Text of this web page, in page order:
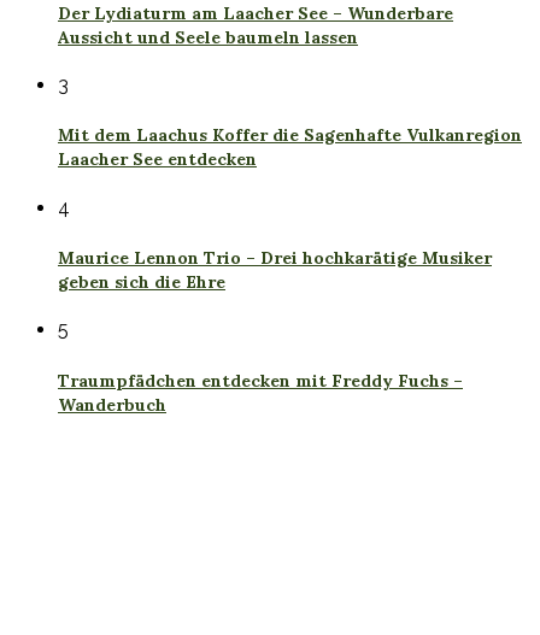
Der Lydiaturm am Laacher See – Wunderbare
Aussicht und Seele baumeln lassen
3
Mit dem Laachus Koffer die Sagenhafte Vulkanregion
Laacher See entdecken
4
Maurice Lennon Trio – Drei hochkarätige Musiker
geben sich die Ehre
5
Traumpfädchen entdecken mit Freddy Fuchs –
Wanderbuch